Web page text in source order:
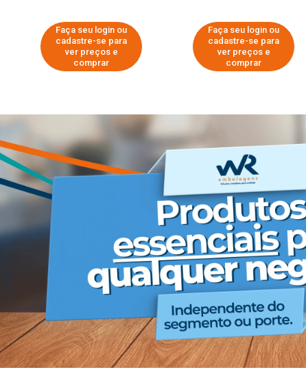
Faça seu login ou
cadastre-se para
ver preços e
comprar
Faça seu login ou
cadastre-se para
ver preços e
comprar